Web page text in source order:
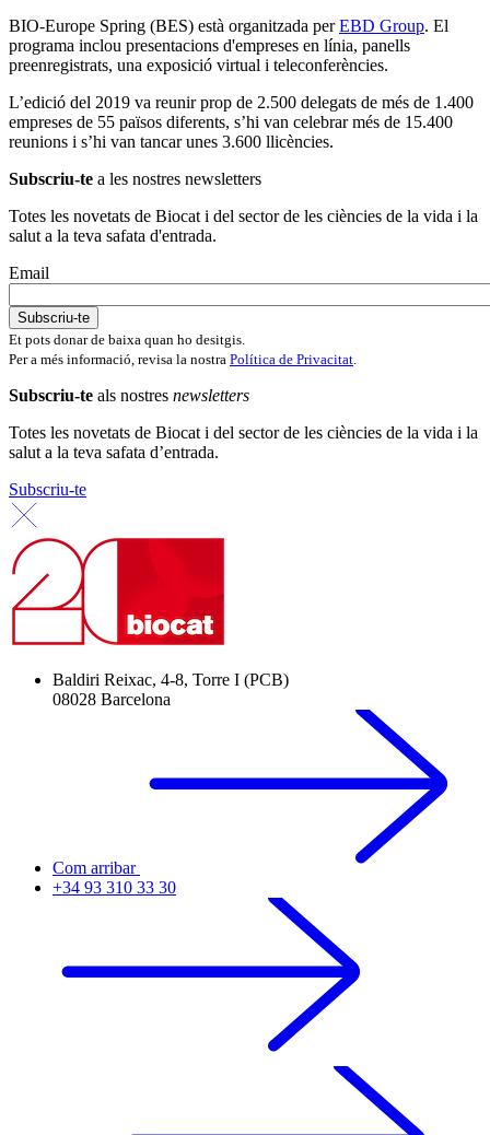
BIO-Europe Spring (BES) està organitzada perEBD Group. El
programa inclou presentacions d'empreses en línia, panells
preenregistrats, una exposició virtual i teleconferències.
L’edició del 2019 va reunir prop de 2.500 delegats de més de 1.400
empreses de 55 països diferents, s’hi van celebrar més de 15.400
reunions i s’hi van tancar unes 3.600 llicències.
Subscriu-te a les nostres newsletters
Totes les novetats de Biocat i del sector de les ciències de la vida i la
salut a la teva safata d'entrada.
Email
Et pots donar de baixa quan ho desitgis.
Per a més informació, revisa la nostra Política de Privacitat.
Subscriu-te als nostres newsletters
Totes les novetats de Biocat i del sector de les ciències de la vida i la
salut a la teva safata d’entrada.
Subscriu-te
Baldiri Reixac, 4-8, Torre I (PCB)
08028 Barcelona
Com arribar
+34 93 310 33 30